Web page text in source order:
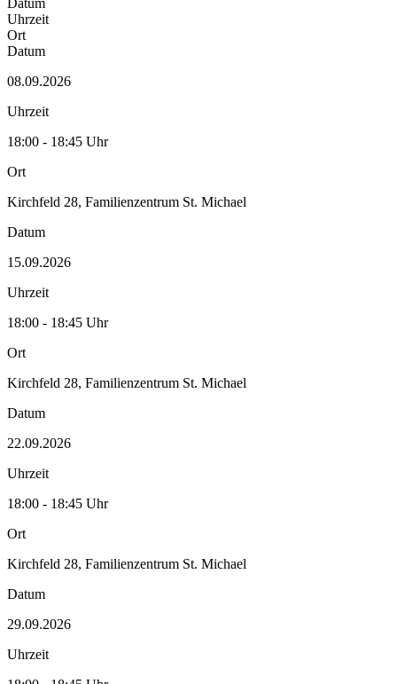
Uhrzeit
Ort
Datum
08.09.2026
Uhrzeit
18:00 - 18:45 Uhr
Ort
Kirchfeld 28, Familienzentrum St. Michael
Datum
15.09.2026
Uhrzeit
18:00 - 18:45 Uhr
Ort
Kirchfeld 28, Familienzentrum St. Michael
Datum
22.09.2026
Uhrzeit
18:00 - 18:45 Uhr
Ort
Kirchfeld 28, Familienzentrum St. Michael
Datum
29.09.2026
Uhrzeit